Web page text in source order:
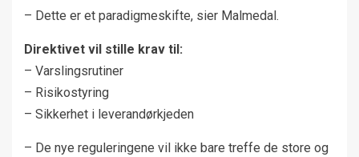
– Dette er et paradigmeskifte, sier Malmedal.
Direktivet vil stille krav til:
– Varslingsrutiner
– Risikostyring
– Sikkerhet i leverandørkjeden
– De nye reguleringene vil ikke bare treffe de store og